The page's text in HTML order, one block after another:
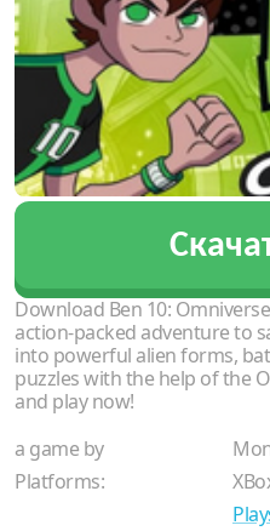
Download Ben 10:
action-packed adventure to
into powerful alien forms,
puzzles with the help of the
and play now!
a game by
Platforms: